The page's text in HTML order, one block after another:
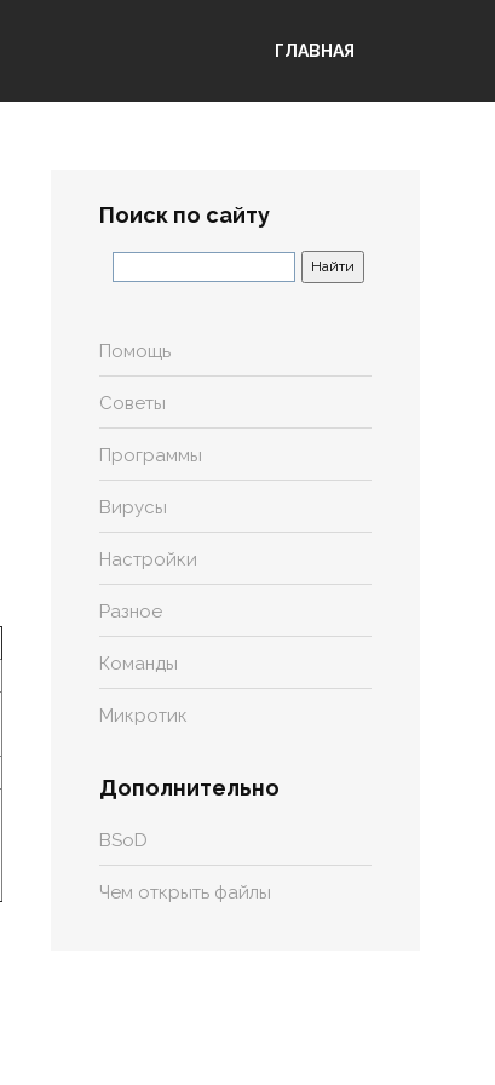
ГЛАВНАЯ
Поиск по сайту
Помощь
Советы
Программы
Вирусы
Настройки
Разное
Команды
Микротик
Дополнительно
BSoD
Чем открыть файлы